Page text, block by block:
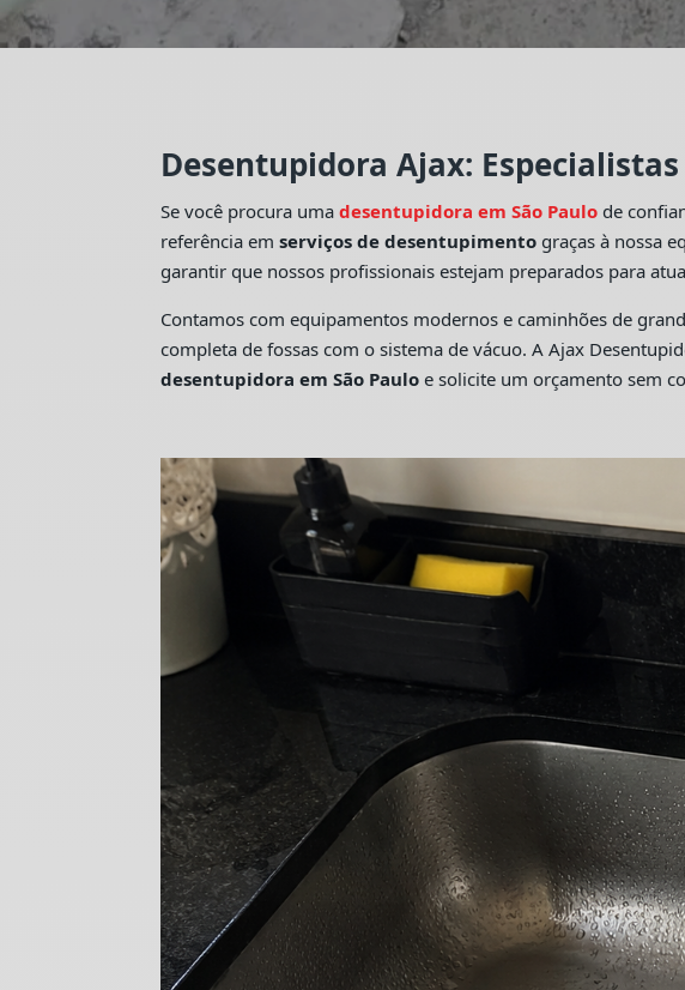
Desentupidora Ajax:
Se você procura umadesentupidora em São Paulo de
referência emserviços de desentupimento graças à nossa
garantir que nossos profissionais estejam preparados para
Contamos com equipamentos modernos e caminhões de
completa de fossas com o sistema de vácuo. A Ajax
desentupidora em São Paulo e solicite um orçamento sem